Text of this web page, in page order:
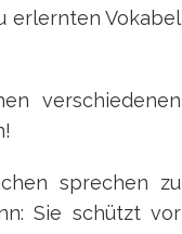
erlernten Vokabel
verschiedenen
sprechen zu
Sie schützt vor